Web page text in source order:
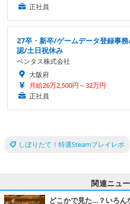
正社員
27卒・新卒/ゲームデータ登録事
認/土日祝休み
ベンタス株式会社
大阪府
月給26万2,500円～32万円
正社員
しぼりたて！特選Steamプレイレポ
関連ニュー
どこかで見た…？いろん